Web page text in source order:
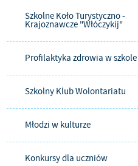
Szkolne Koło Turystyczno -
Krajoznawcze "Włóczykij"
Profilaktyka zdrowia w szkole
Szkolny Klub Wolontariatu
Młodzi w kulturze
Konkursy dla uczniów